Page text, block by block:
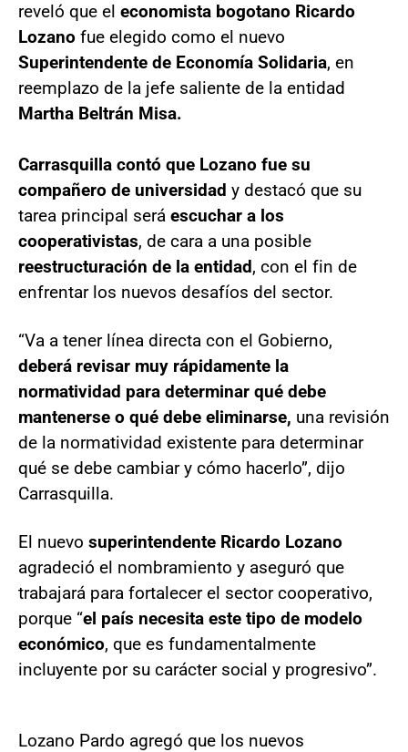
reveló que el economista bogotano Ricardo
Lozano fue elegido como el nuevo
Superintendente de Economía Solidaria, en
reemplazo de la jefe saliente de la entidad
Martha Beltrán Misa.
Carrasquilla contó que Lozano fue su
compañero de universidad y destacó que su
tarea principal será escuchar a los
cooperativistas, de cara a una posible
reestructuración de la entidad, con el fin de
enfrentar los nuevos desafíos del sector.
“Va a tener línea directa con el Gobierno,
deberá revisar muy rápidamente la
normatividad para determinar qué debe
mantenerse o qué debe eliminarse, una revisión
de la normatividad existente para determinar
qué se debe cambiar y cómo hacerlo”, dijo
Carrasquilla.
El nuevo superintendente Ricardo Lozano
agradeció el nombramiento y aseguró que
trabajará para fortalecer el sector cooperativo,
porque “el país necesita este tipo de modelo
económico, que es fundamentalmente
incluyente por su carácter social y progresivo”.
Lozano Pardo agregó que los nuevos